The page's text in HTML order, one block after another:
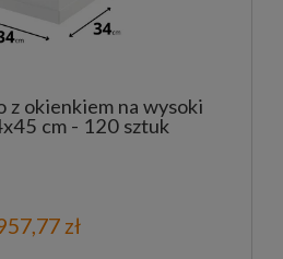
z okienkiem na wysoki
cm - 120 sztuk
zł